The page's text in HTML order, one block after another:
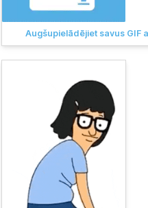
Augšupielādējiet savus GIF